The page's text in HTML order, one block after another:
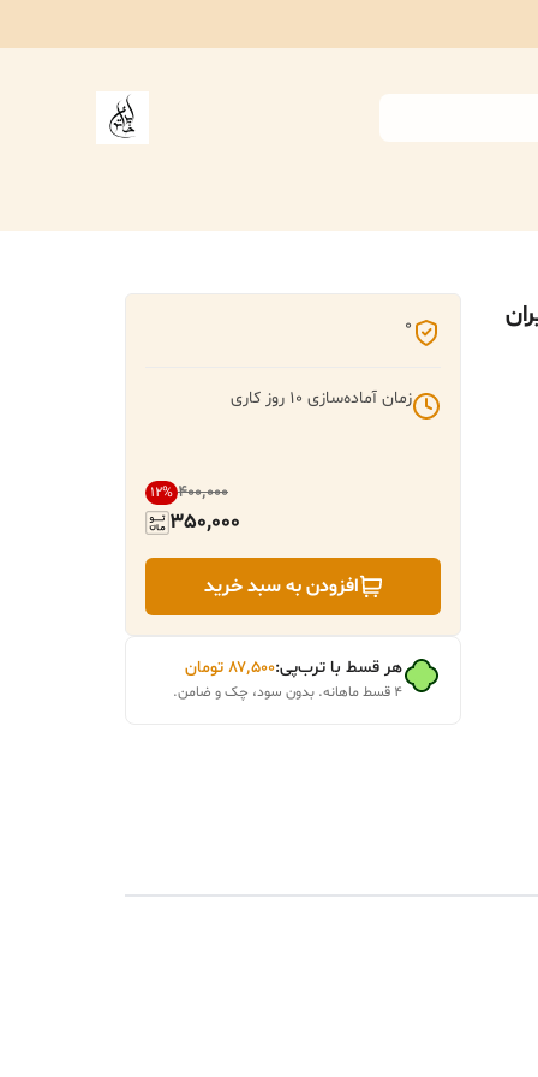
0
زمان آماده‌سازی 10 روز کاری
۴۰۰٬۰۰۰ 12%
350,000
افزودن به سبد خرید
هر قسط با ترب‌پی:۸۷٬۵۰۰ تومان
۴ قسط ماهانه. بدون سود، چک و ضامن.